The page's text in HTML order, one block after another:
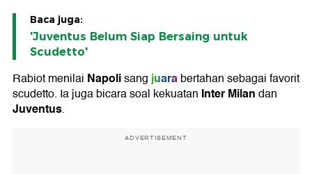
Baca juga:
'Juventus Belum Siap Bersaing untuk
Scudetto'
Rabiot menilai Napolisangjuarabertahan sebagai favorit
scudetto. Ia juga bicara soal kekuatan Inter Milandan
Juventus.
ADVERTISEMENT